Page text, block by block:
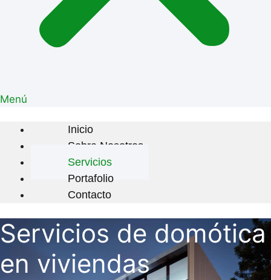
Menú
Inicio
Sobre Nosotros
Servicios
Portafolio
Contacto
Servicios de domótica
en viviendas